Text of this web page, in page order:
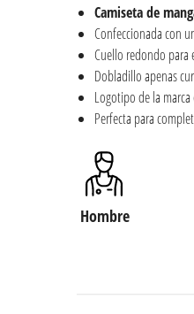
Camiseta de
Confeccionada con
Cuello redondo para
Dobladillo apenas
Logotipo de la
Perfecta para
Hombre